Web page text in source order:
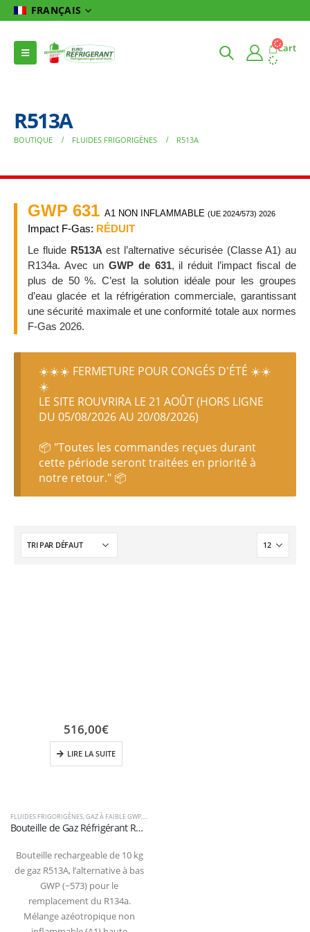
FRANÇAIS
Cart
R513A
BOUTIQUE FLUIDES FRIGORIGÈNES R513A
GWP 631 A1 NON INFLAMMABLE (UE 2024/573) 2026
Impact F-Gas: RÉDUIT
Le fluide R513A est l’alternative sécurisée (Classe A1) au
R134a. Avec un GWP de 631, il réduit l’impact fiscal de
plus de 50 %. C’est la solution idéale pour les groupes
d’eau glacée et la réfrigération commerciale, garantissant
une sécurité maximale et une conformité totale aux normes
F-Gas 2026.
☀️☀️☀️ FERMETURE POUR CONGÉS D'ÉTÉ ☀️☀️
☀️
LE SITE ROUVRIRA LE 21 AOÛT (HORS LIGNE
DU 05/08/2026 AU 20/08/2026)
📦 "Toutes les commandes reçues durant
cette période seront traitées en priorité à
notre retour." 📦
FLUIDES FRIGORIGÈNES GAZ À FAIBLE GWP
Bouteille de Gaz Réfrigérant R513A – 10kg – (T-PED) – Vanne 1/4″ SAE
Bouteille rechargeable de 10 kg
de gaz R513A, l’alternative à bas
GWP (~573) pour le
remplacement du R134a.
Mélange azéotropique non
516,00€
LIRE LA SUITE